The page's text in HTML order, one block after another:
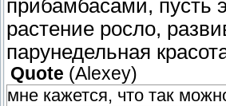
прибамбасами, пусть
растение росло,
парунедельная
Quote (Alexey)
мне кажется, что так